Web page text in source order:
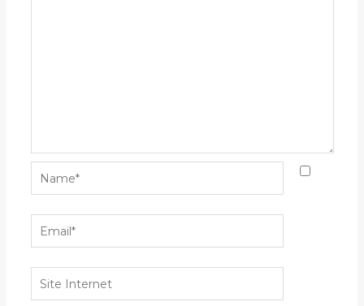
Name*
Email*
Site
Internet